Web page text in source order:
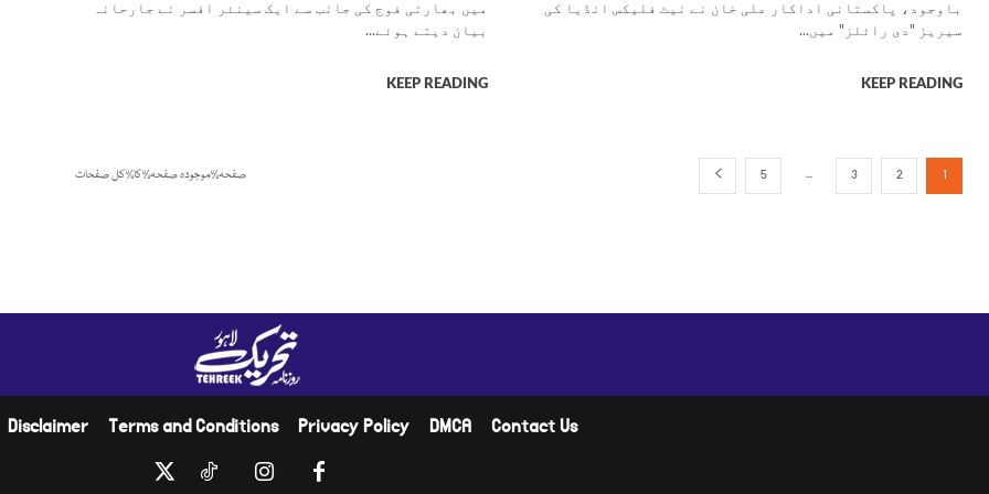
باوجود، پاکستانی اداکار علی خان نے نیٹ فلیکس انڈیا کی
سیریز "دی رائلز" میں...
KEEP READING
میں بھارتی فوج کی جانب سے ایک سینئر افسر نے جارحانہ
بیان دیتے ہوئے...
KEEP READING
1
2
3
...
5 صفحہ%موجودہ صفحہ%کا%کل صفحات
Disclaimer Terms and Conditions Privacy Policy DMCA Contact Us